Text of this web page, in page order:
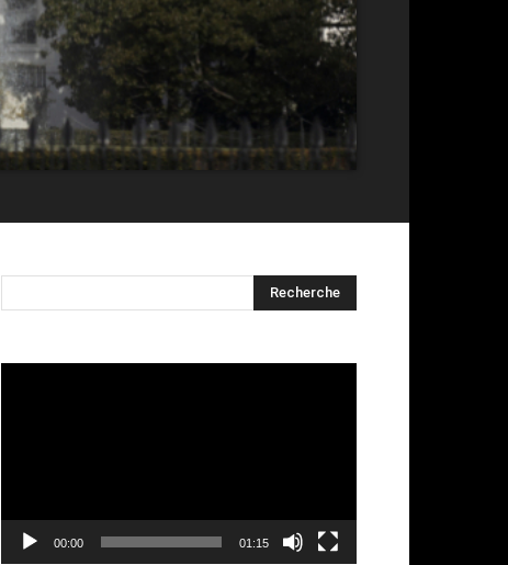
00:00 01:15